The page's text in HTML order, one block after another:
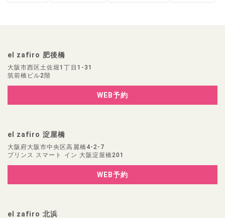
el zafiro 肥後橋
大阪市西区土佐堀1丁目1-31
筑前橋ビル2階
WEB予約
el zafiro 淀屋橋
大阪府大阪市中央区高麗橋4-2-7
プリンス スマート イン 大阪淀屋橋201
WEB予約
el zafiro 北浜